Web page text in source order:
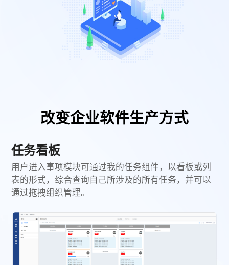
改变企业软件生产方式
任务看板
用户进入事项模块可通过我的任务组件，以看板或列
表的形式，综合查询自己所涉及的所有任务，并可以
通过拖拽组织管理。